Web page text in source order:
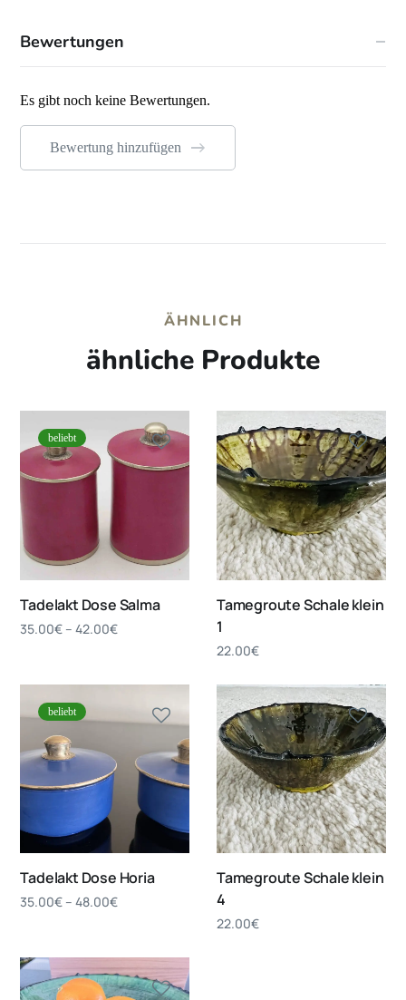
Bewertungen
Es gibt noch keine Bewertungen.
Bewertung hinzufügen
ÄHNLICH
ähnliche Produkte
beliebt
Tadelakt Dose Salma
35.00€ –42.00€
Tamegroute Schale klein
1
22.00€
beliebt
Tadelakt Dose Horia
35.00€ –48.00€
Tamegroute Schale klein
4
22.00€